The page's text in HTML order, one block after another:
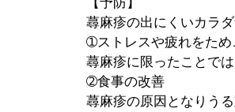
蕁麻疹の出にくいカラ
➀ストレスや疲れをため
蕁麻疹に限ったことで
➁食事の改善
蕁麻疹の原因となりう